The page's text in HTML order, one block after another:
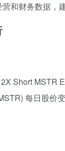
和财务数据，
Short MSTR
每日股价